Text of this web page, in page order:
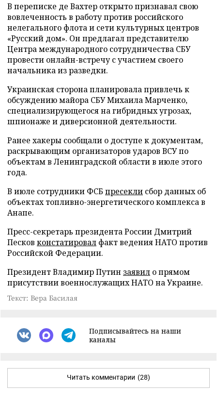
В переписке де Вахтер открыто признавал свою
вовлеченность в работу против российского
нелегального флота и сети культурных центров
«Русский дом». Он предлагал представителю
Центра международного сотрудничества СБУ
провести онлайн-встречу с участием своего
начальника из разведки.
Украинская сторона планировала привлечь к
обсуждению майора СБУ Михаила Марченко,
специализирующегося на гибридных угрозах,
шпионаже и диверсионной деятельности.
Ранее хакеры сообщали о доступе к документам,
раскрывающим организаторов ударов ВСУ по
объектам в Ленинградской области в июле этого
года.
В июле сотрудники ФСБ пресекли сбор данных об
объектах топливно-энергетического комплекса в
Анапе.
Пресс-секретарь президента России Дмитрий
Песков констатировал факт ведения НАТО против
Российской Федерации.
Президент Владимир Путин заявил о прямом
присутствии военнослужащих НАТО на Украине.
Текст: Вера Басилая
Подписывайтесь на наши
каналы
Читать комментарии (28)